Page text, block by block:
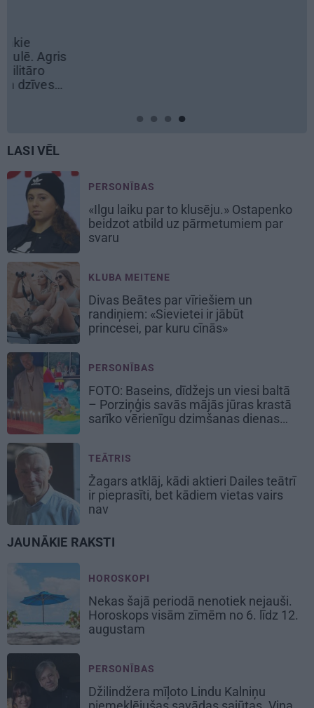
LASI VĒL
PERSONĪBAS
«Ilgu laiku par to klusēju.» Ostapenko
beidzot atbild uz pārmetumiem par
svaru
KLUBA MEITENE
Divas Beātes par vīriešiem un
randiņiem: «Sievietei ir jābūt
princesei, par kuru cīnās»
PERSONĪBAS
FOTO: Baseins, dīdžejs un viesi baltā
– Porziņģis savās mājās jūras krastā
sarīko vērienīgu dzimšanas dienas
TEĀTRIS
Žagars atklāj, kādi aktieri Dailes teātrī
ir pieprasīti, bet kādiem vietas vairs
nav
JAUNĀKIE RAKSTI
HOROSKOPI
Nekas šajā periodā nenotiek nejauši.
Horoskops visām zīmēm no 6. līdz 12.
augustam
PERSONĪBAS
Džilindžera mīļoto Lindu Kalniņu